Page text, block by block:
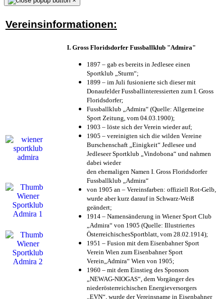
Vereinsinformationen:
I. Gross Floridsdorfer Fussballklub "Admira"
1897 – gab es bereits in Jedlesee einen
Sportklub „Sturm“;
1899 – im Juli fusionierte sich dieser mit
Donaufelder Fussballinteressierten zum I. Gross
Floridsdorfer;
Fussballklub „Admira“ (Quelle: Allgemeine
Sport Zeitung, vom 04.03.1900);
1903 – löste sich der Verein wieder auf;
1905 – vereinigten sich die wilden Vereine
Burschenschaft „Einigkeit“ Jedlesee und
Jedleseer Sportklub „Vindobona“ und nahmen
dabei wieder
den ehemaligen Namen I. Gross Floridsdorfer
Fussballklub „Admira“
von 1905 an – Vereinsfarben: offiziell Rot-Gelb,
wurde aber kurz darauf in Schwarz-Weiß
geändert;
1914 – Namensänderung in Wiener Sport Club
„Admira“ von 1905 (Quelle: Illustriertes
ÖsterreichischesSportblatt, vom 28.02.1914);
1951 – Fusion mit dem Eisenbahner Sport
Verein Wien zum Eisenbahner Sport
Verein„Admira“ Wien von 1905;
1960 – mit dem Einstieg des Sponsors
„NEWAG-NIOGAS“, dem Vorgänger des
niederösterreichischen Energieversorgers
„EVN“, wurde der Vereinsname in Eisenbahner